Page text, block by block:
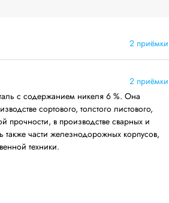
2 приёмки
2 приёмки
с содержанием никеля 6 %. Она
сортового, толстого листового,
прочности, в производстве сварных и
также части железнодорожных корпусов,
техники.